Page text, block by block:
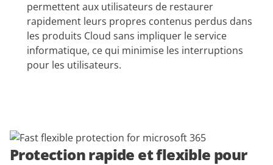
permettent aux utilisateurs de restaurer
rapidement leurs propres contenus perdus dans
les produits Cloud sans impliquer le service
informatique, ce qui minimise les interruptions
pour les utilisateurs.
Protection rapide et flexible pour